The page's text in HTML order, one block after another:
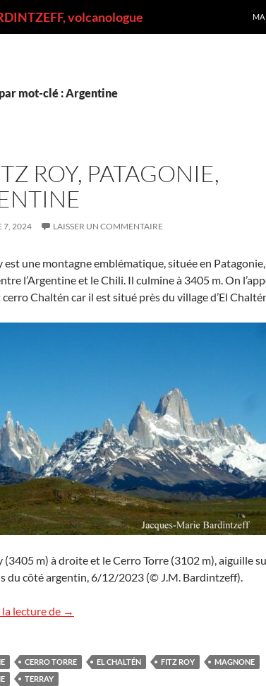
volcanologue
MA
mot-clé : Argentine
ROY, PATAGONIE,
7, 2024 LAISSER UN COMMENTAIRE
est une montagne emblématique, située en
l’Argentine et le Chili. Il culmine à 3405 m. On
Chaltén car il est situé près du village d’El
(3405 m) à droite et le Cerro Torre (3102 m), aiguille
du côté argentin, 6/12/2023 (© J.M. Bardintzeff).
lecture de Le Fitz Roy, Patagonie, Argentine
→
CERRO TORRE EL CHALTÉN FITZ ROY
MAGNONE
TERRAY